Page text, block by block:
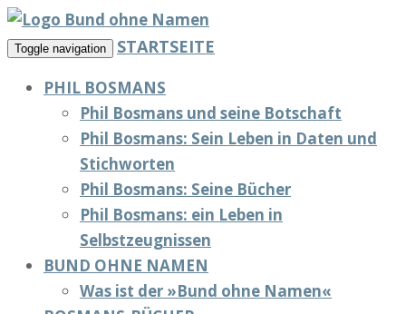
Toggle navigation STARTSEITE
PHIL BOSMANS
Phil Bosmans und seine Botschaft
Phil Bosmans: Sein Leben in Daten und
Stichworten
Phil Bosmans: Seine Bücher
Phil Bosmans: ein Leben in
Selbstzeugnissen
BUND OHNE NAMEN
Was ist der »Bund ohne Namen«